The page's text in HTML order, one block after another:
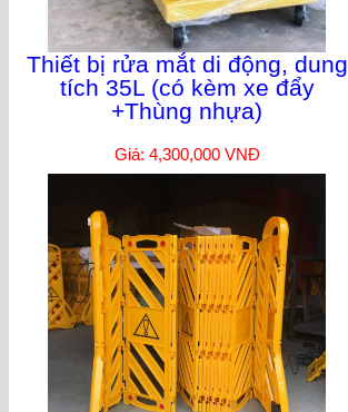
Thiết bị rửa mắt di động, dung
tích 35L (có kèm xe đẩy
+Thùng nhựa)
Giá: 4,300,000 VNĐ